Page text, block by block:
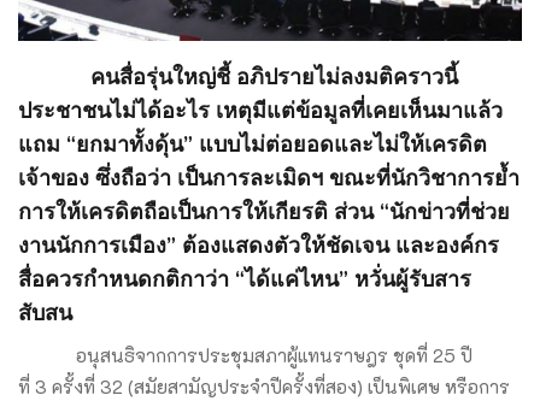
คนสื่อรุ่นใหญ่ชี้ อภิปรายไม่ลงมติคราวนี้
ประชาชนไม่ได้อะไร เหตุมีแต่ข้อมูลที่เคยเห็นมาแล้ว
แถม “ยกมาทั้งดุ้น” แบบไม่ต่อยอดและไม่ให้เครดิต
เจ้าของ ซึ่งถือว่า เป็นการละเมิดฯ ขณะที่นักวิชาการย้ำ
การให้เครดิตถือเป็นการให้เกียรติ ส่วน “นักข่าวที่ช่วย
งานนักการเมือง” ต้องแสดงตัวให้ชัดเจน และองค์กร
สื่อควรกำหนดกติกาว่า “ได้แค่ไหน” หวั่นผู้รับสาร
สับสน
อนุสนธิจากการประชุมสภาผู้แทนราษฎร ชุดที่ 25 ปี
ที่ 3 ครั้งที่ 32 (สมัยสามัญประจำปีครั้งที่สอง) เป็นพิเศษ หรือการ